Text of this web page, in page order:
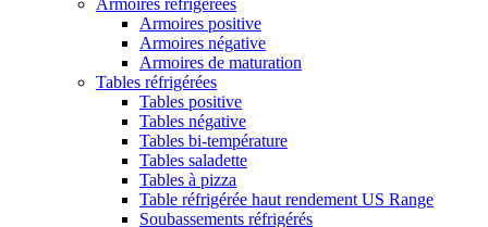
Armoires réfrigérées
Armoires positive
Armoires négative
Armoires de maturation
Tables réfrigérées
Tables positive
Tables négative
Tables bi-température
Tables saladette
Tables à pizza
Table réfrigérée haut rendement US Range
Soubassements réfrigérés